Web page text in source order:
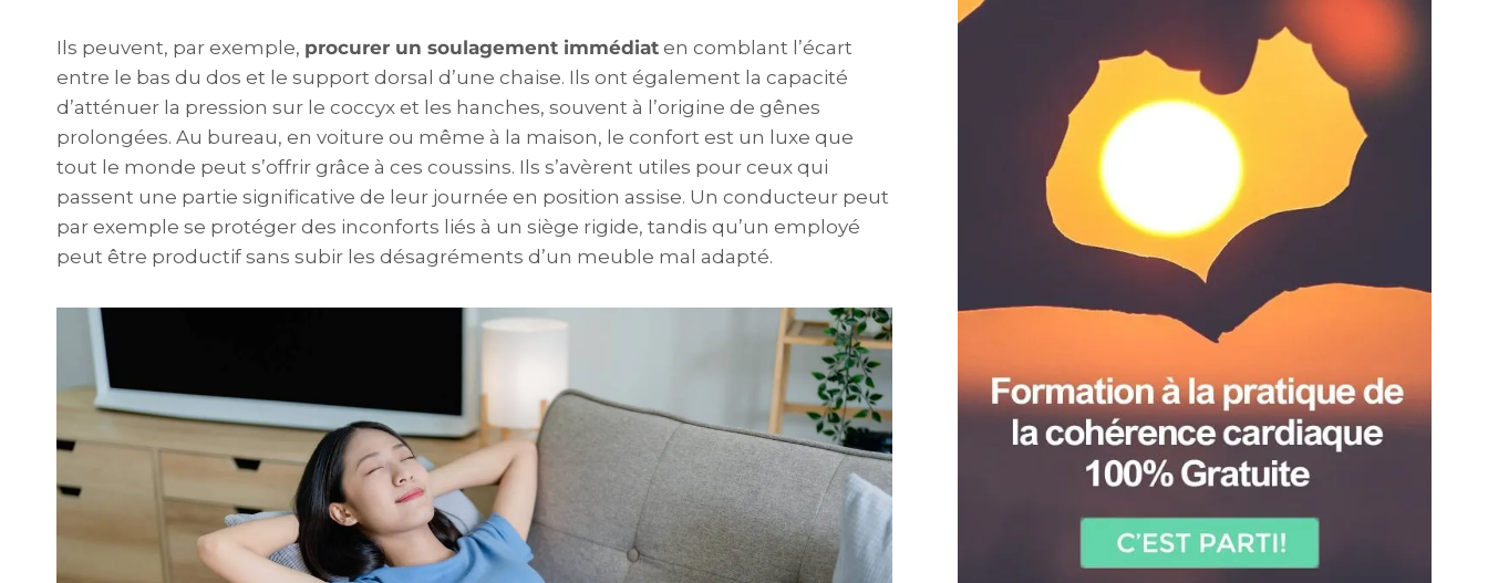
Ils peuvent, par exemple, procurer un soulagement immédiat en comblant l’écart
entre le bas du dos et le support dorsal d’une chaise. Ils ont également la capacité
d’atténuer la pression sur le coccyx et les hanches, souvent à l’origine de gênes
prolongées. Au bureau, en voiture ou même à la maison, le confort est un luxe que
tout le monde peut s’offrir grâce à ces coussins. Ils s’avèrent utiles pour ceux qui
passent une partie significative de leur journée en position assise. Un conducteur peut
par exemple se protéger des inconforts liés à un siège rigide, tandis qu’un employé
peut être productif sans subir les désagréments d’un meuble mal adapté.